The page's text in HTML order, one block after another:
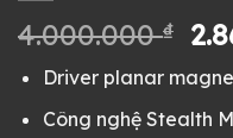
4.000.000₫
là:
Driver planar
Công nghệ Stealth